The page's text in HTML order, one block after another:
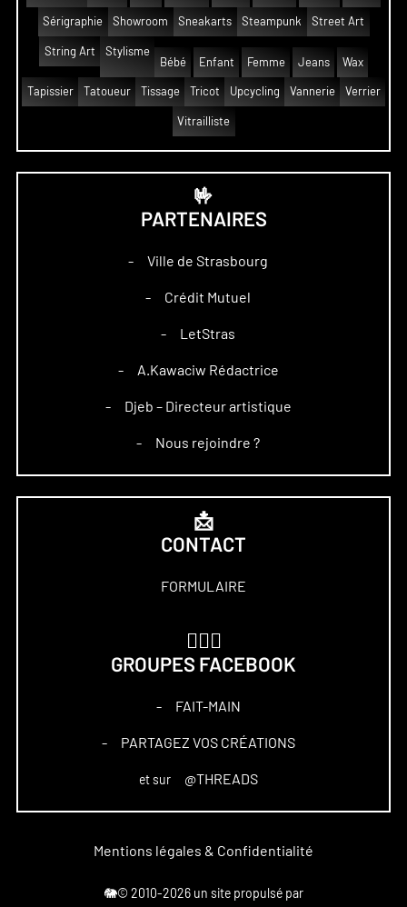
Sérigraphie Showroom Sneakarts Steampunk Street Art
String Art
Stylisme
Bébé
Enfant Femme Jeans Wax
Tapissier Tatoueur Tissage Tricot Upcycling Vannerie Verrier
Vitrailliste
🤟
PARTENAIRES
– Ville de Strasbourg
– Crédit Mutuel
– LetStras
– A.Kawaciw Rédactrice
– Djeb – Directeur artistique
– Nous rejoindre ?
📩
CONTACT
FORMULAIRE
GROUPES FACEBOOK
– FAIT-MAIN
– PARTAGEZ VOS CRÉATIONS
et sur @THREADS
Mentions légales & Confidentialité
🐘© 2010-2026 un site propulsé par